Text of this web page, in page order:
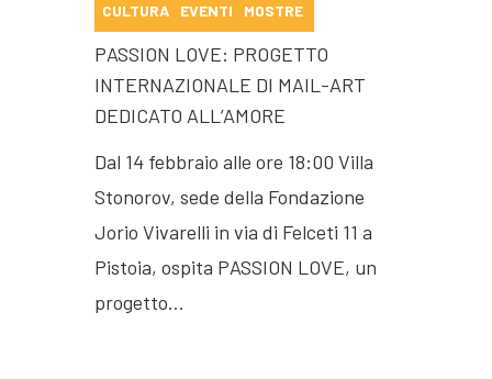
CULTURA EVENTI MOSTRE
PASSION LOVE: PROGETTO
INTERNAZIONALE DI MAIL-ART
DEDICATO ALL’AMORE
Dal 14 febbraio alle ore 18:00 Villa
Stonorov, sede della Fondazione
Jorio Vivarelli in via di Felceti 11 a
Pistoia, ospita PASSION LOVE, un
progetto…
Biblioteca
Arte Sacra
Disegni
Residenza d’Artista
Eventi
Residenza
d’artista
Contatti